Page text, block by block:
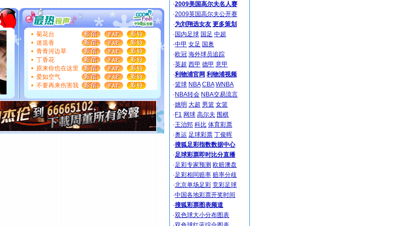
送你一棵薰衣草，愿你新年快乐！
[圣诞节]圣诞节到了，想想没什么送给你的，又不打算给
你太多，只有给你五千万：千万快乐！千万要健康！千万
要平安！千万要知足！千万不要忘记我！
[圣诞节]不只这样的日子才会想起你,而是这样的日子才
能正大光明地骚扰你,告诉你,圣诞要快乐!新年要快乐!天天
都要快乐噢!
[圣诞节]
奉上一颗祝福的心,在这个特别的日子里,愿幸福,
如意,快乐,鲜花,一切美好的祝愿与你同在.圣诞快乐!
[元旦]看到你我会触电；看不到你我要充电；没有你我会
断电。爱你是我职业，想你是我事业，抱你是我特长，吻
你是我专业！水晶之恋祝你新年快乐
[元旦]如果上天让我许三个愿望，一是今生今世和你在一
菊花台
迷迭香
青青河边草
丁香花
原来你也在这里
爱如空气
不要再来伤害我
·2009美国高尔夫名人赛
·2009英国高尔夫公开赛
·为刘翔选女友 更多策划
· 国内足球 国足 中超
·中甲 女足 国奥
·欧冠 海外球员追踪
·英超 西甲 德甲 意甲
·利物浦官网 利物浦视频
·篮球 NBA CBA WNBA
· NBA转会 NBA交易流言
·姚明 大超 男篮 女篮
· F1 网球 高尔夫 围棋
·王治郅 科比 体育彩票
·奥运 足球彩票 丁俊晖
·搜狐足彩指数数据中心
·足球彩票即时比分直播
·足彩专家预测 欧赔澳盘
·足彩相同赔率 赔率分歧
·北京单场足彩 竞彩足球
·中国各地彩票开奖时间
·搜狐彩票图表频道
·双色球大小分布图表